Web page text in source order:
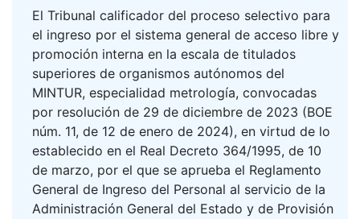
El Tribunal calificador del proceso selectivo para
el ingreso por el sistema general de acceso libre y
promoción interna en la escala de titulados
superiores de organismos autónomos del
MINTUR, especialidad metrología, convocadas
por resolución de 29 de diciembre de 2023 (BOE
núm. 11, de 12 de enero de 2024), en virtud de lo
establecido en el Real Decreto 364/1995, de 10
de marzo, por el que se aprueba el Reglamento
General de Ingreso del Personal al servicio de la
Administración General del Estado y de Provisión